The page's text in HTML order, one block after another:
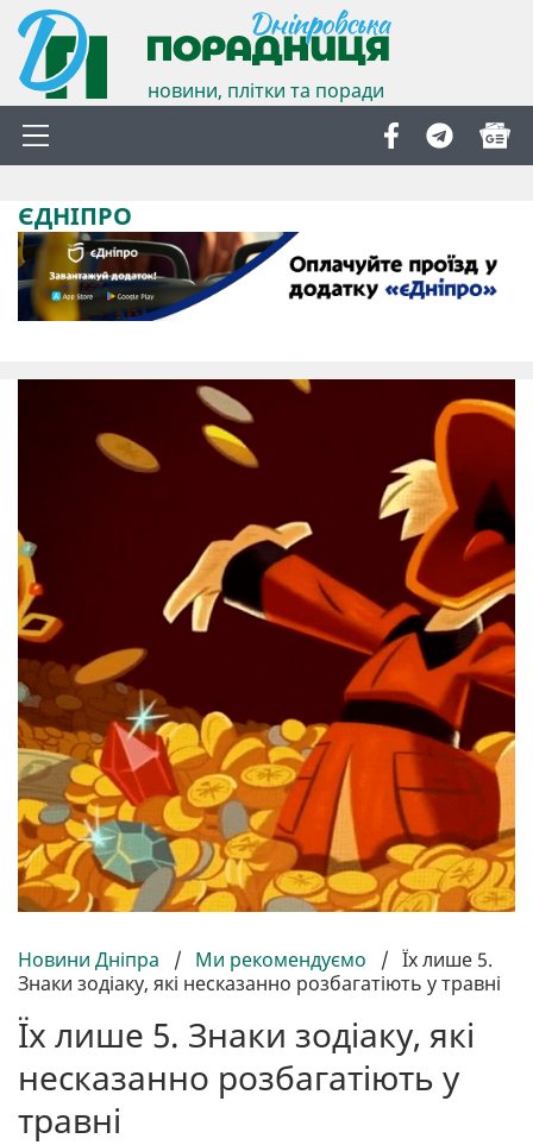
новини, плітки та поради
ЄДНІПРО
Новини Дніпра / Ми рекомендуємо / Їх лише 5.
Знаки зодіаку, які несказанно розбагатіють у травні
Їх лише 5. Знаки зодіаку, які
несказанно розбагатіють у
травні